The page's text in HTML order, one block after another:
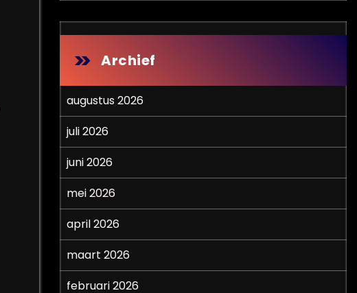
Archief
augustus 2026
juli 2026
juni 2026
mei 2026
april 2026
maart 2026
februari 2026